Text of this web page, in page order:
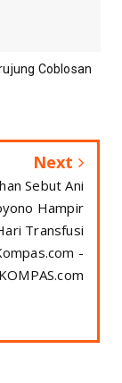
Coblosan
Next
Sebut Ani
Hampir
Transfusi
-
KOMPAS.com